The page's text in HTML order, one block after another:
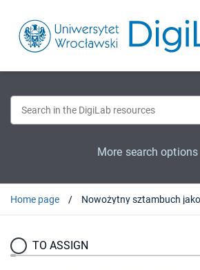
More search options
Home page
TO ASSIGN